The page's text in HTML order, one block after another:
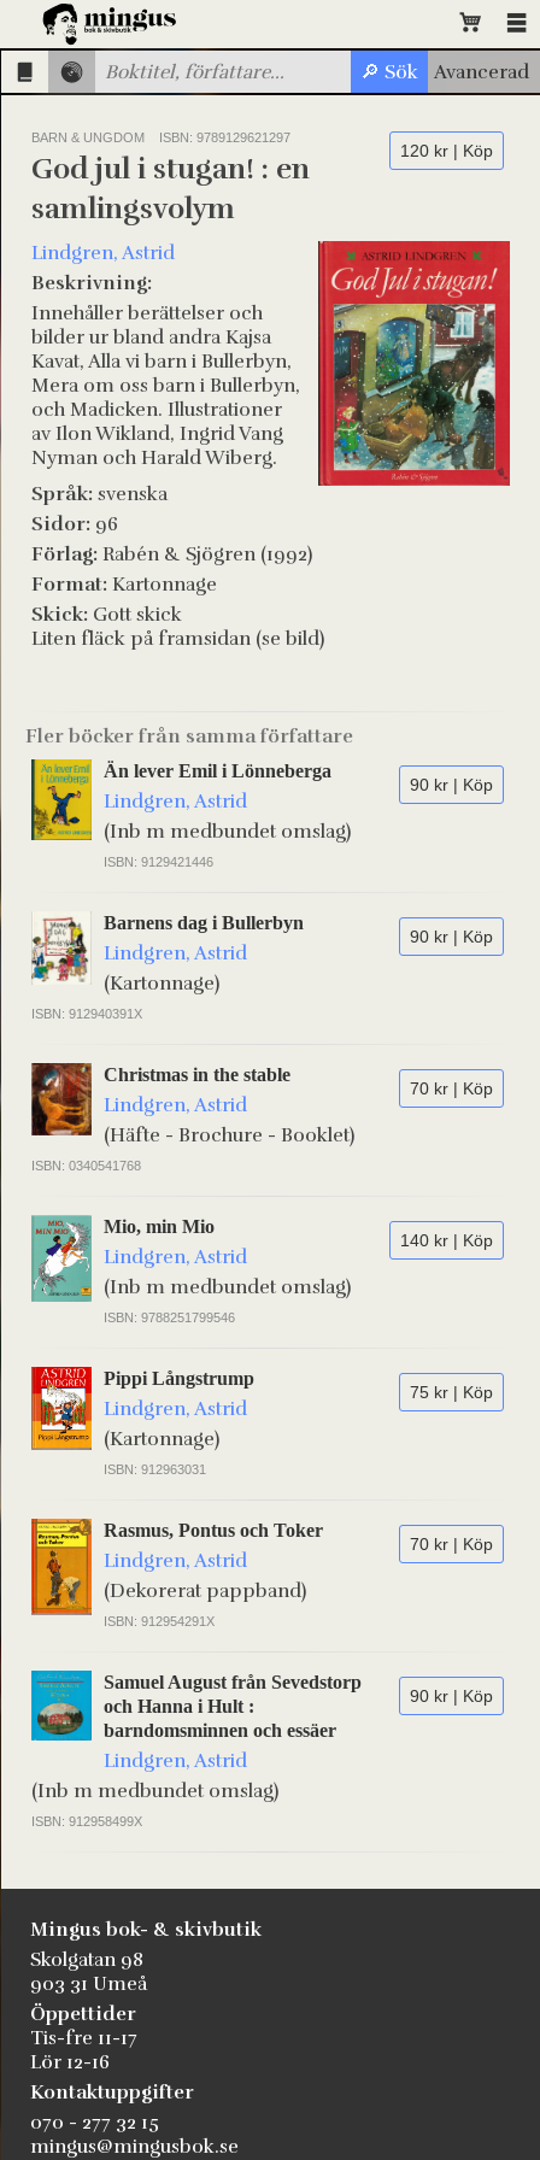
BARN & UNGDOM ISBN: 9789129621297
120 kr | Köp
God jul i stugan! : en
samlingsvolym
Lindgren, Astrid
Beskrivning:
Innehåller berättelser och
bilder ur bland andra Kajsa
Kavat, Alla vi barn i Bullerbyn,
Mera om oss barn i Bullerbyn,
och Madicken. Illustrationer
av Ilon Wikland, Ingrid Vang
Nyman och Harald Wiberg.
Språk: svenska
Sidor: 96
Förlag: Rabén & Sjögren (1992)
Format: Kartonnage
Skick: Gott skick
Liten fläck på framsidan (se bild)
Fler böcker från samma författare
90 kr | Köp
Än lever Emil i Lönneberga
Lindgren, Astrid
(Inb m medbundet omslag)
ISBN: 9129421446
90 kr | Köp
Barnens dag i Bullerbyn
Lindgren, Astrid
(Kartonnage)
ISBN: 912940391X
70 kr | Köp
Christmas in the stable
Lindgren, Astrid
(Häfte - Brochure - Booklet)
ISBN: 0340541768
140 kr | Köp
Mio, min Mio
Lindgren, Astrid
(Inb m medbundet omslag)
ISBN: 9788251799546
75 kr | Köp
Pippi Långstrump
Lindgren, Astrid
(Kartonnage)
ISBN: 912963031
70 kr | Köp
Rasmus, Pontus och Toker
Lindgren, Astrid
(Dekorerat pappband)
ISBN: 912954291X
90 kr | Köp
Samuel August från Sevedstorp
och Hanna i Hult :
barndomsminnen och essäer
Lindgren, Astrid
(Inb m medbundet omslag)
ISBN: 912958499X
Mingus bok- & skivbutik
Skolgatan 98
903 31 Umeå
Öppettider
Tis-fre 11-17
Lör 12-16
Kontaktuppgifter
070 - 277 32 15
mingus@mingusbok.se